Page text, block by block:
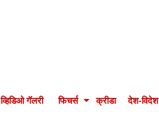
व्हिडिओ गॅलरी फिचर्स क्रीडा देश-विदेश